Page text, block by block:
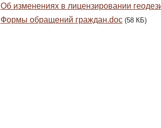
Об изменениях в лицензировании
Формы обращений граждан.doc (58 КБ)